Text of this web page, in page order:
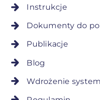
Instrukcje
Dokumenty do
Publikacje
Blog
Wdrożenie